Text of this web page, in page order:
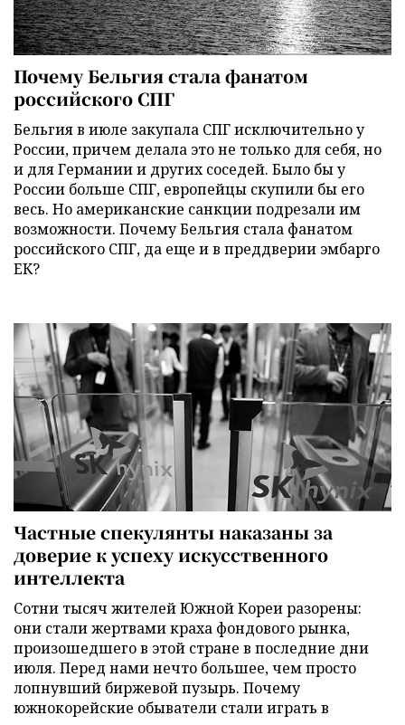
Почему Бельгия стала фанатом
российского СПГ
Бельгия в июле закупала СПГ исключительно у
России, причем делала это не только для себя, но
и для Германии и других соседей. Было бы у
России больше СПГ, европейцы скупили бы его
весь. Но американские санкции подрезали им
возможности. Почему Бельгия стала фанатом
российского СПГ, да еще и в преддверии эмбарго
ЕК?
Частные спекулянты наказаны за
доверие к успеху искусственного
интеллекта
Сотни тысяч жителей Южной Кореи разорены:
они стали жертвами краха фондового рынка,
произошедшего в этой стране в последние дни
июля. Перед нами нечто большее, чем просто
лопнувший биржевой пузырь. Почему
южнокорейские обыватели стали играть в